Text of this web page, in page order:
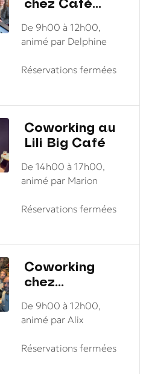
De 9h00 à 12h00,
animé par Delphine
Réservations fermées
Coworking au
Lili Big Café
De 14h00 à 17h00,
animé par Marion
Réservations fermées
Coworking
chez
De 9h00 à 12h00,
animé par Alix
Réservations fermées